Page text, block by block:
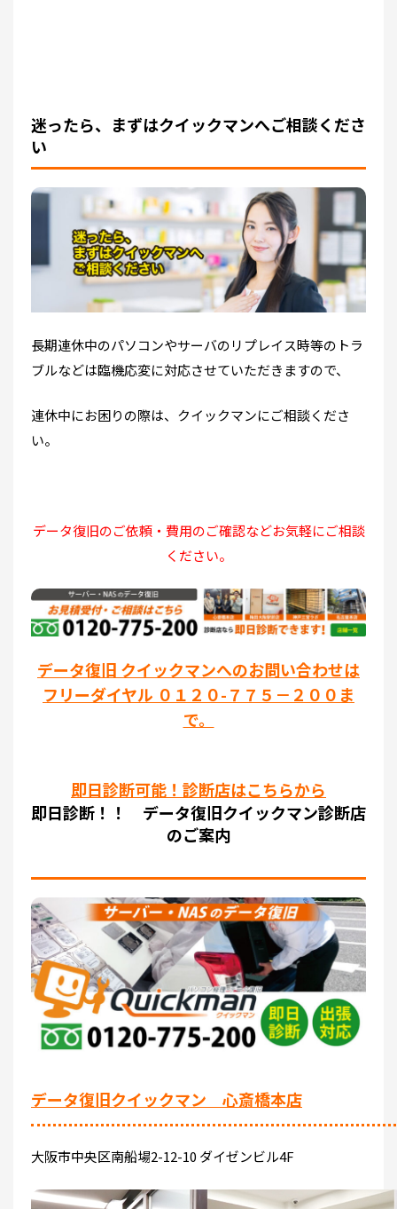
迷ったら、まずはクイックマンへご相談くださ
い
長期連休中のパソコンやサーバのリプレイス時等のトラ
ブルなどは臨機応変に対応させていただきますので、
連休中にお困りの際は、クイックマンにご相談くださ
い。
データ復旧のご依頼・費用のご確認などお気軽にご相談
ください。
データ復旧 クイックマンへのお問い合わせは
フリーダイヤル ０１２０-７７５－２００ま
で。
即日診断可能！診断店はこちらから
即日診断！！ データ復旧クイックマン診断店
のご案内
データ復旧クイックマン 心斎橋本店
大阪市中央区南船場2-12-10 ダイゼンビル4F